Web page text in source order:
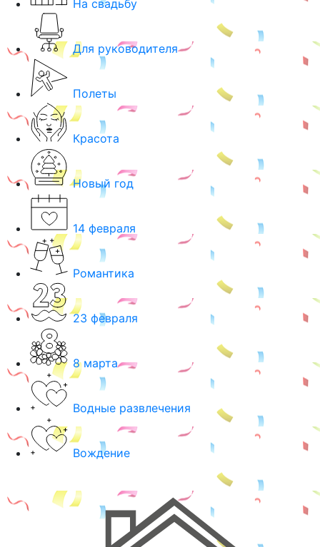
На свадьбу
Для руководителя
Полеты
Красота
Новый год
14 февраля
Романтика
23 февраля
8 марта
Водные развлечения
Вождение